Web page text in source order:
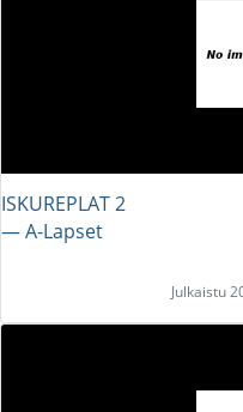
ISKUREPLAT 2
― A-Lapset
Julkaistu